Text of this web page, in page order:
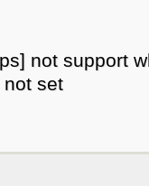
not support
set